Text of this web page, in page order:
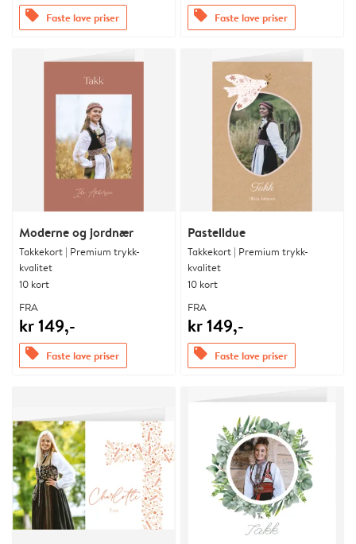
offers Faste lave priser offers Faste lave priser
Moderne og jordnær
Takkekort | Premium trykk-
kvalitet
10 kort
FRA
kr 149,-
offers Faste lave priser
Pastelldue
Takkekort | Premium trykk-
kvalitet
10 kort
FRA
kr 149,-
offers Faste lave priser